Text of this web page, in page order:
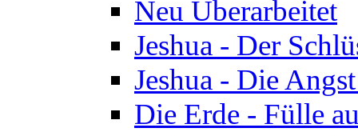
Neu Überarbeitet
Jeshua - Der
Jeshua - Die
Die Erde - Fülle